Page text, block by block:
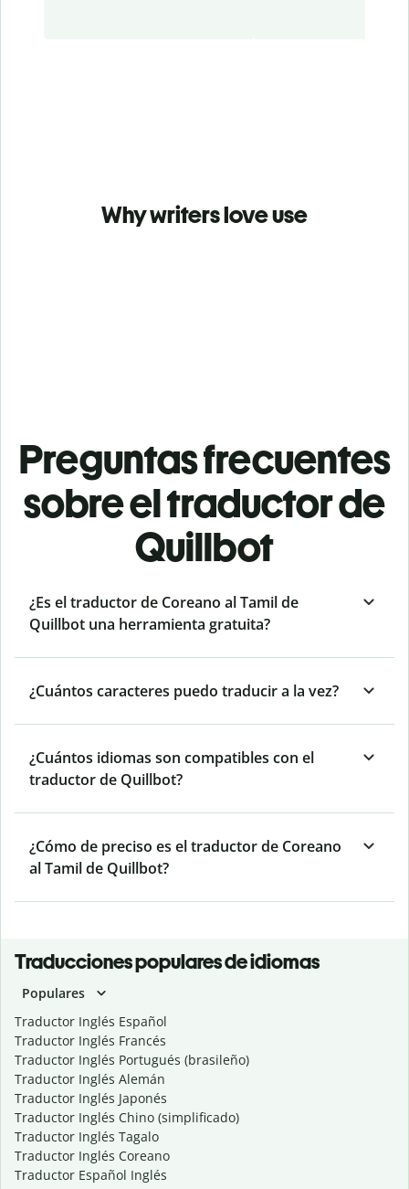
Why writers love use
Preguntas frecuentes
sobre el traductor de
Quillbot
¿Es el traductor de Coreano al Tamil de
Quillbot una herramienta gratuita?
¿Cuántos caracteres puedo traducir a la vez?
¿Cuántos idiomas son compatibles con el
traductor de Quillbot?
¿Cómo de preciso es el traductor de Coreano
al Tamil de Quillbot?
Traducciones populares de idiomas
Populares
Traductor Inglés Español
Traductor Inglés Francés
Traductor Inglés Portugués (brasileño)
Traductor Inglés Alemán
Traductor Inglés Japonés
Traductor Inglés Chino (simplificado)
Traductor Inglés Tagalo
Traductor Inglés Coreano
Traductor Español Inglés